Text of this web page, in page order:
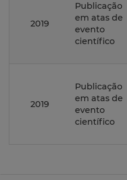
2019
Publicação
em atas de
evento
científico
2019
Publicação
em atas de
evento
científico